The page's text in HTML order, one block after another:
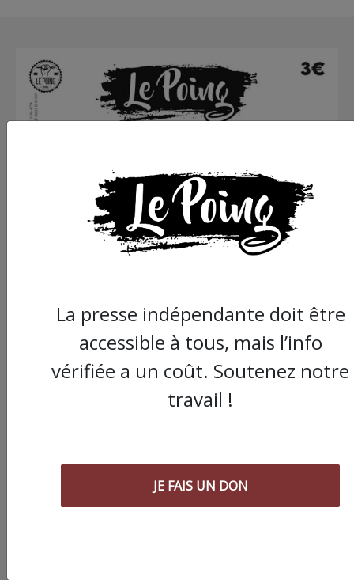
La presse indépendante doit être
accessible à tous, mais l’info
vérifiée a un coût. Soutenez notre
travail !
JE FAIS UN DON